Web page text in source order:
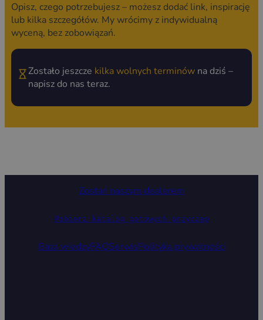
Opisz, czego potrzebujesz – możesz dodać link, inspirację
lub kilka szczegółów. My wrócimy z indywidualną
wyceną, bez zobowiązań.
Zostało jeszcze kilka wolnych terminówna dziś –
napisz do nas teraz.
Zostań naszym dealerem
Pobierz katalog gotowych przyczep
Baza wiedzyFAQSerwisPolityka prywatności